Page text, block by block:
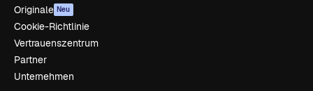
Originale Neu
Cookie-Richtlinie
Vertrauenszentrum
Partner
Unternehmen